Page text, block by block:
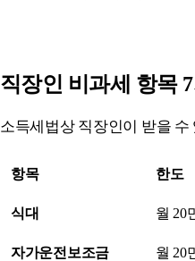
직장인 비과세 항목
소득세법상 직장인이 받을 수
항목 한도
식대 월 20
자가운전보조금 월 20